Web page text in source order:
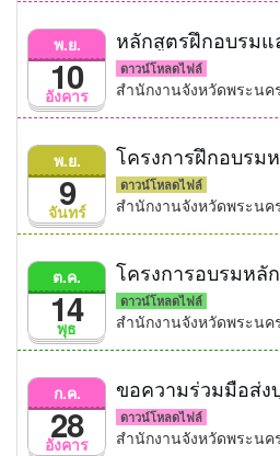
อังคาร
พ.ย.
10
หลักสูตรฝึกอบรมแ
ดาวน์โหลดไฟล์
สำนักงานจังหวัดพระนค
จันทร์
พ.ย.
9
โครงการฝึกอบรม
ดาวน์โหลดไฟล์
สำนักงานจังหวัดพระนค
พุธ
ต.ค.
14
โครงการอบรมหลั
ดาวน์โหลดไฟล์
สำนักงานจังหวัดพระนค
อังคาร
ก.ค.
28
ขอความร่วมมือส่ง
ดาวน์โหลดไฟล์
สำนักงานจังหวัดพระนค